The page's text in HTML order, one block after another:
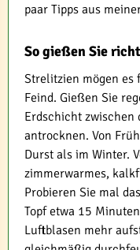
paar Tipps aus
So gießen Sie
Strelitzien mögen es
Feind. Gießen Sie
Erdschicht zwischen
antrocknen. Von
Durst als im Winter.
zimmerwarmes,
Probieren Sie mal
Topf etwa 15
Luftblasen mehr